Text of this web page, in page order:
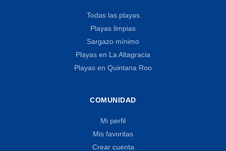
Todas las playas
Playas limpias
Sargazo mínimo
Playas en La Altagracia
Playas en Quintana Roo
COMUNIDAD
Mi perfil
Mis favoritas
Crear cuenta